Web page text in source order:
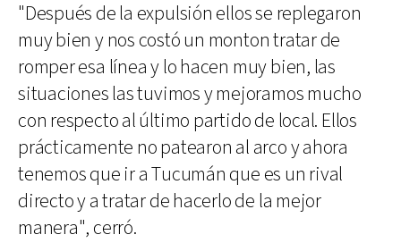
"Después de la expulsión ellos se replegaron
muy bien y nos costó un monton tratar de
romper esa línea y lo hacen muy bien, las
situaciones las tuvimos y mejoramos mucho
con respecto al último partido de local. Ellos
prácticamente no patearon al arco y ahora
tenemos que ir a Tucumán que es un rival
directo y a tratar de hacerlo de la mejor
manera", cerró.